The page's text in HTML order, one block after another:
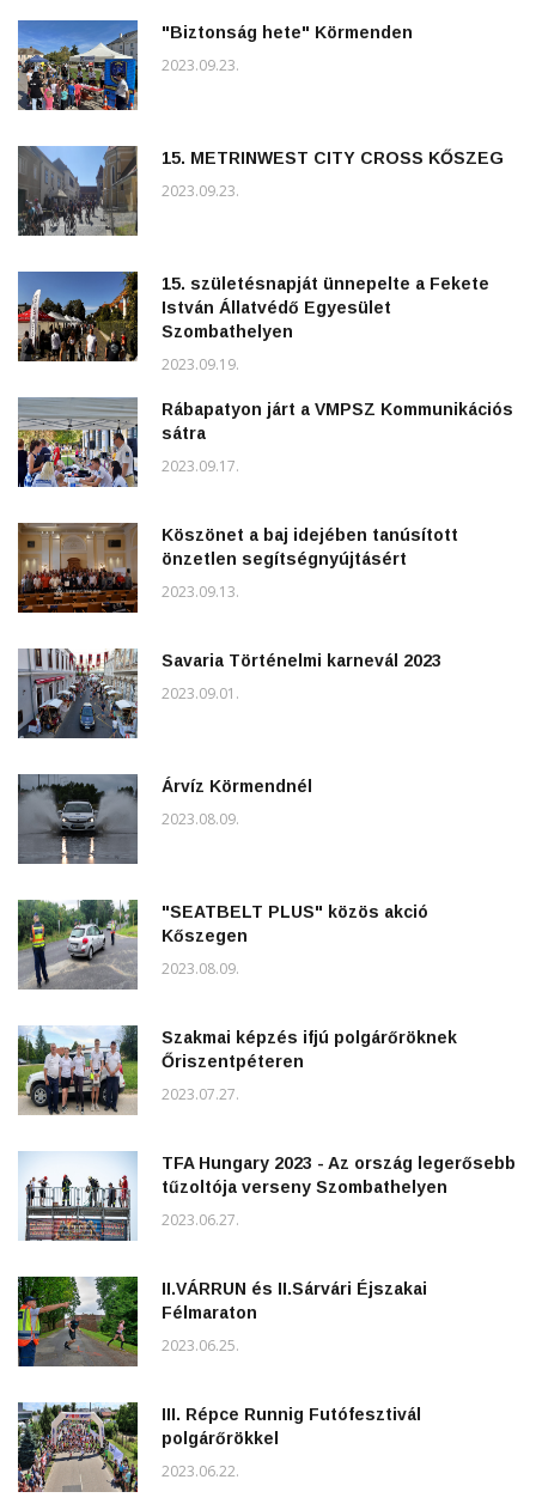
"Biztonság hete" Körmenden
2023.09.23.
15. METRINWEST CITY CROSS KŐSZEG
2023.09.23.
15. születésnapját ünnepelte a Fekete
István Állatvédő Egyesület
Szombathelyen
2023.09.19.
Rábapatyon járt a VMPSZ Kommunikációs
sátra
2023.09.17.
Köszönet a baj idejében tanúsított
önzetlen segítségnyújtásért
2023.09.13.
Savaria Történelmi karnevál 2023
2023.09.01.
Árvíz Körmendnél
2023.08.09.
"SEATBELT PLUS" közös akció
Kőszegen
2023.08.09.
Szakmai képzés ifjú polgárőröknek
Őriszentpéteren
2023.07.27.
TFA Hungary 2023 - Az ország legerősebb
tűzoltója verseny Szombathelyen
2023.06.27.
II.VÁRRUN és II.Sárvári Éjszakai
Félmaraton
2023.06.25.
III. Répce Runnig Futófesztivál
polgárőrökkel
2023.06.22.